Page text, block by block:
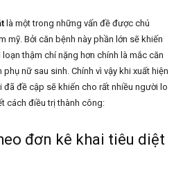
là một trong những vấn đề được chú
mỹ. Bởi căn bệnh này phần lớn sẽ khiến
thậm chí nặng hơn chính là mắc căn
nữ sau sinh. Chính vì vậy khi xuất hiện
đề cập sẽ khiến cho rất nhiều người lo
cách điều trị thành công:
đơn kê khai tiêu diệt